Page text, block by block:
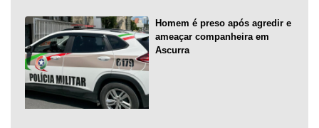
Homem é preso após agredir e
ameaçar companheira em
Ascurra